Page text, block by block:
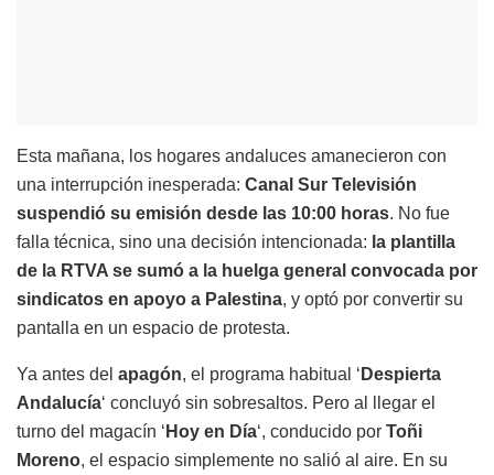
Esta mañana, los hogares andaluces amanecieron con
una interrupción inesperada: Canal Sur Televisión
suspendió su emisión desde las 10:00 horas. No fue
falla técnica, sino una decisión intencionada: la plantilla
de la RTVA se sumó a la huelga general convocada por
sindicatos en apoyo a Palestina, y optó por convertir su
pantalla en un espacio de protesta.
Ya antes del apagón, el programa habitual ‘ Despierta
Andalucía‘ concluyó sin sobresaltos. Pero al llegar el
turno del magacín ‘ Hoy en Día‘, conducido por Toñi
Moreno, el espacio simplemente no salió al aire. En su